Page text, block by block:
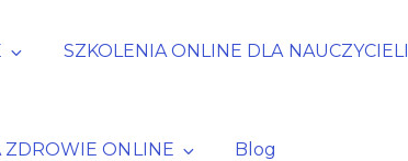
SZKOLENIA ONLINE DLA NAUCZYCIELI
ZDROWIE ONLINE Blog